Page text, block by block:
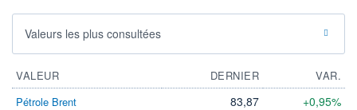
ÉLIGIBILITÉ
Non éligible
Boursobank
+ PORTEFEUILLE + LISTE
Valeurs les plus consultées
VALEUR DERNIER
VAR.
Pétrole Brent
83,87 +0,95%